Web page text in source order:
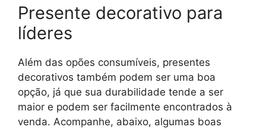
Presente decorativo para
líderes
Além das opões consumíveis, presentes
decorativos também podem ser uma boa
opção, já que sua durabilidade tende a ser
maior e podem ser facilmente encontrados à
venda. Acompanhe, abaixo, algumas boas